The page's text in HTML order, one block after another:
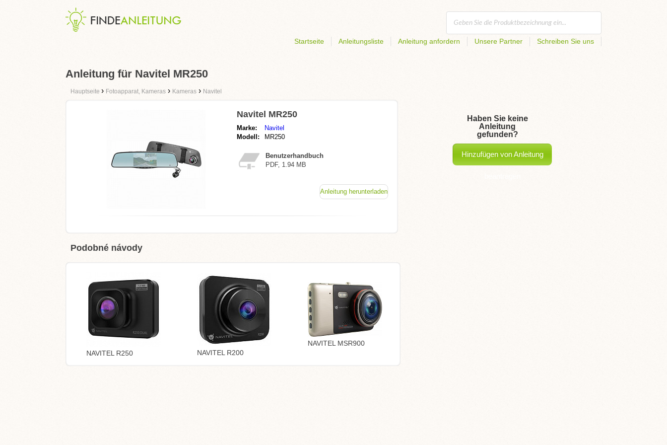
Startseite Anleitungsliste Anleitung anfordern Unsere Partner Schreiben Sie uns
Anleitung für Navitel MR250
Hauptseite › Fotoapparat, Kameras › Kameras › Navitel
Navitel MR250
Marke:
Navitel
Modell:
MR250
Benutzerhandbuch
PDF, 1.94 MB
Anleitung herunterladen
Podobné návody
NAVITEL R250 NAVITEL R200
NAVITEL MSR900
Haben Sie keine
Anleitung
gefunden?
Hinzufügen von Anleitung